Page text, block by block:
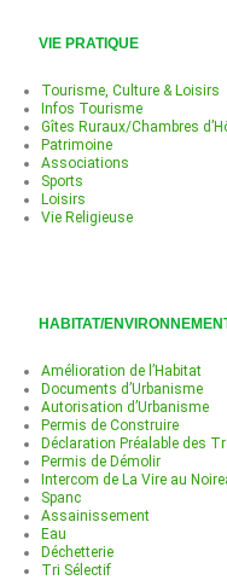
VIE PRATIQUE
Tourisme, Culture & Loisirs
Infos Tourisme
Gîtes Ruraux/Chambres
Patrimoine
Associations
Sports
Loisirs
Vie Religieuse
HABITAT/
Amélioration de l’Habitat
Documents d’Urbanisme
Autorisation d’Urbanisme
Permis de Construire
Déclaration Préalable des
Permis de Démolir
Intercom de La Vire au
Spanc
Assainissement
Eau
Déchetterie
Tri Sélectif